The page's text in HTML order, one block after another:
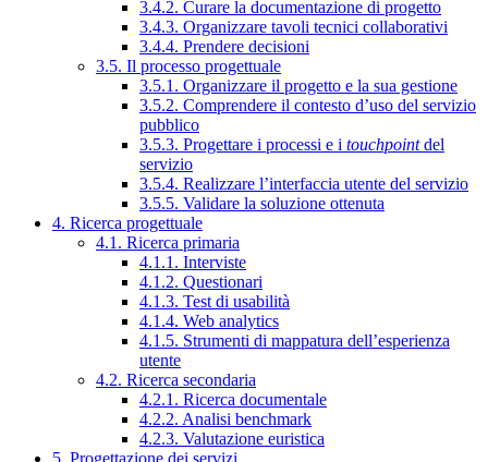
3.4.2. Curare la documentazione di progetto
3.4.3. Organizzare tavoli tecnici collaborativi
3.4.4. Prendere decisioni
3.5. Il processo progettuale
3.5.1. Organizzare il progetto e la sua gestione
3.5.2. Comprendere il contesto d’uso del servizio
pubblico
3.5.3. Progettare i processi e i touchpointdel
servizio
3.5.4. Realizzare l’interfaccia utente del servizio
3.5.5. Validare la soluzione ottenuta
4. Ricerca progettuale
4.1. Ricerca primaria
4.1.1. Interviste
4.1.2. Questionari
4.1.3. Test di usabilità
4.1.4. Web analytics
4.1.5. Strumenti di mappatura dell’esperienza
utente
4.2. Ricerca secondaria
4.2.1. Ricerca documentale
4.2.2. Analisi benchmark
4.2.3. Valutazione euristica
5. Progettazione dei servizi